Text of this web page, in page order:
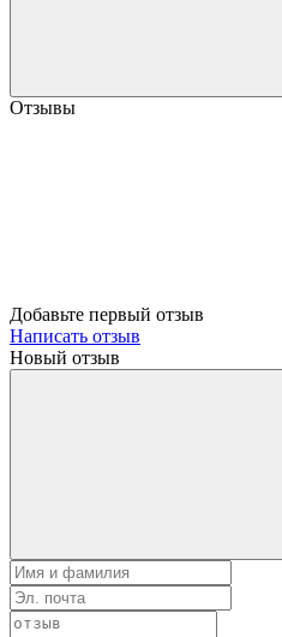
Отзывы
Добавьте первый отзыв
Написать отзыв
Новый отзыв